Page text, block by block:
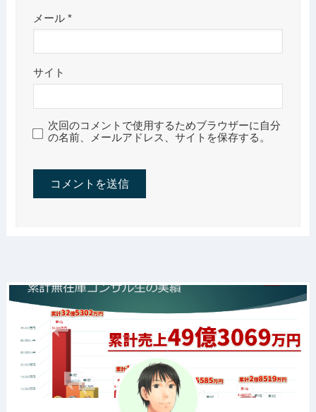
メール *
サイト
次回のコメントで使用するためブラウザーに自分
の名前、メールアドレス、サイトを保存する。